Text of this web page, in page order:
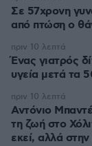
Σε 57χρονη
από πτώση ο
Ένας γιατρός
υγεία μετά τα
πριν 10 λεπτά
Αντόνιο
τη ζωή στο
εκεί, αλλά
πριν 10 λεπτά